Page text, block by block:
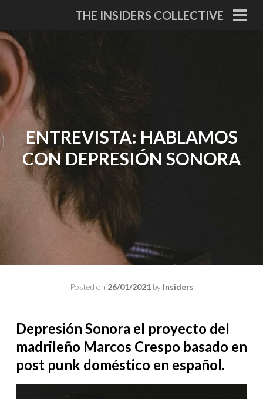
content
THE INSIDERS COLLECTIVE
ENTREVISTA: HABLAMOS
CON DEPRESIÓN SONORA
Posted on 26/01/2021by Insiders
Depresión Sonora el proyecto del
madrileño Marcos Crespo basado en
post punk doméstico en español.